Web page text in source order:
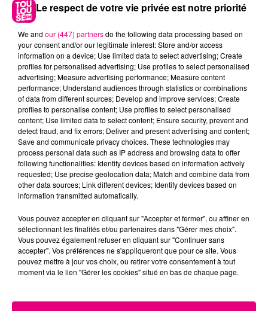
Cancer Lion Vierge
Balance Scorpion Sagittaire
Capricorne Verseau Poissons
Le respect de votre vie privée est notre priorité
We and our (447) partnersdo the following data processing based on
your consent and/or our legitimate interest: Store and/or access
information on a device; Use limited data to select advertising; Create
profiles for personalised advertising; Use profiles to select personalised
advertising; Measure advertising performance; Measure content
performance; Understand audiences through statistics or combinations
of data from different sources; Develop and improve services; Create
profiles to personalise content; Use profiles to select personalised
content; Use limited data to select content; Ensure security, prevent and
detect fraud, and fix errors; Deliver and present advertising and content;
Save and communicate privacy choices. These technologies may
process personal data such as IP address and browsing data to offer
following functionalities: Identify devices based on information actively
requested; Use precise geolocation data; Match and combine data from
other data sources; Link different devices; Identify devices based on
information transmitted automatically.
Vous pouvez accepter en cliquant sur "Accepter et fermer", ou affiner en
sélectionnant les finalités et/ou partenaires dans "Gérer mes choix".
Vous pouvez également refuser en cliquant sur "Continuer sans
accepter". Vos préférences ne s'appliqueront que pour ce site. Vous
pouvez mettre à jour vos choix, ou retirer votre consentement à tout
moment via le lien "Gérer les cookies" situé en bas de chaque page.